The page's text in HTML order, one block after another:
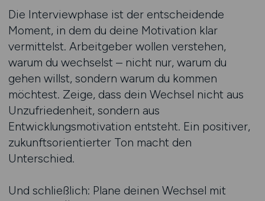
Die Interviewphase ist der entscheidende
Moment, in dem du deine Motivation klar
vermittelst. Arbeitgeber wollen verstehen,
warum du wechselst – nicht nur, warum du
gehen willst, sondern warum du kommen
möchtest. Zeige, dass dein Wechsel nicht aus
Unzufriedenheit, sondern aus
Entwicklungsmotivation entsteht. Ein positiver,
zukunftsorientierter Ton macht den
Unterschied.
Und schließlich: Plane deinen Wechsel mit